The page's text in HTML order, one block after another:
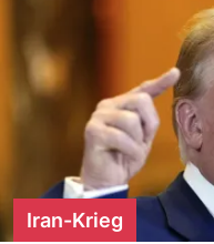
Iran-Krieg